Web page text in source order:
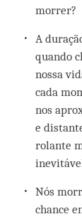
morrer?
A
quando
nossa
cada
nos
e
rolante
Nós
chance